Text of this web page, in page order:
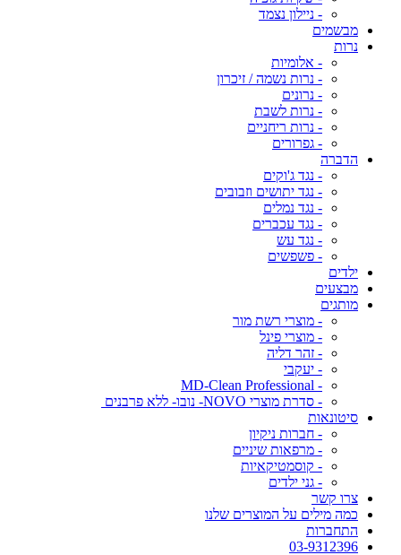
- ניילון נצמד
מבשמים
נרות
- אלומיות
- נרות נשמה / זיכרון
- נרונים
- נרות לשבת
- נרות ריחניים
- גפרורים
הדברה
- נגד ג'וקים
- נגד יתושים וזבובים
- נגד נמלים
- נגד עכברים
- נגד עש
- פשפשים
ילדים
מבצעים
מותגים
- מוצרי רשת מור
- מוצרי פינל
- זהר דליה
- יעקבי
- MD-Clean Professional
- סדרת מוצרי NOVO- נובו- ללא פרבנים
סיטונאות
- חברות ניקיון
- מרפאות שיניים
- קוסמטיקאיות
- גני ילדים
צרו קשר
כמה מילים על המוצרים שלנו
התחברות
03-9312396